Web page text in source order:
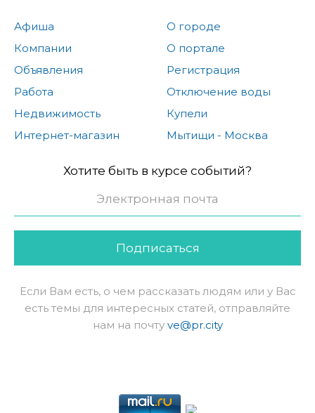
Афиша
Компании
Объявления
Работа
Недвижимость
Интернет-магазин
О городе
О портале
Регистрация
Отключение воды
Купели
Мытищи - Москва
Хотите быть в курсе событий?
Подписаться
Если Вам есть, о чем рассказать людям или у Вас
есть темы для интересных статей, отправляйте
нам на почту ve@pr.city